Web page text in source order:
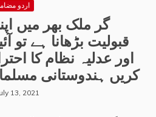
اردو
گر ملک بھر میں
قبولیت بڑھانا ہے تو
اور عدلیہ نظام کا
کریں ہندوستانی
13, 2021